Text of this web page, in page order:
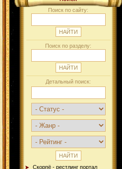
Поиск по сайту:
Поиск по разделу:
Детальный поиск:
Скорпё - рестлинг портал